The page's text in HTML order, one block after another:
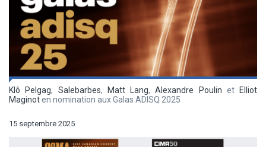
Klô Pelgag, Salebarbes, Matt Lang,Alexandre Poulin et
Elliot
Maginoten nomination aux Galas ADISQ 2025
15 septembre 2025